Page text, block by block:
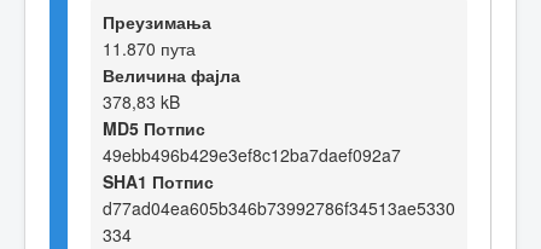
Преузимања
11.870 пута
Величина фајла
378,83 kB
MD5 Потпис
49ebb496b429e3ef8c12ba7daef092a7
SHA1 Потпис
d77ad04ea605b346b73992786f34513ae5330
334